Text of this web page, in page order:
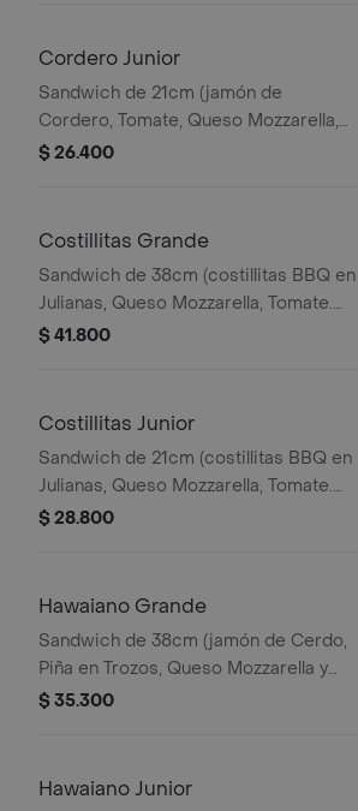
Cordero Junior
Sandwich de 21cm (jamón de
Cordero, Tomate, Queso Mozzarella,
Lechuga y Salsa de Ajo).
$ 26.400
Costillitas Grande
Sandwich de 38cm (costillitas BBQ en
Julianas, Queso Mozzarella, Tomate.
Salsa Bbq, Lechuga y Salsa de Ajo.)
$ 41.800
Costillitas Junior
Sandwich de 21cm (costillitas BBQ en
Julianas, Queso Mozzarella, Tomate.
Salsa Bbq, Lechuga y Salsa de Ajo.)
$ 28.800
Hawaiano Grande
Sandwich de 38cm (jamón de Cerdo,
Piña en Trozos, Queso Mozzarella y
Mayonesa).
$ 35.300
Hawaiano Junior